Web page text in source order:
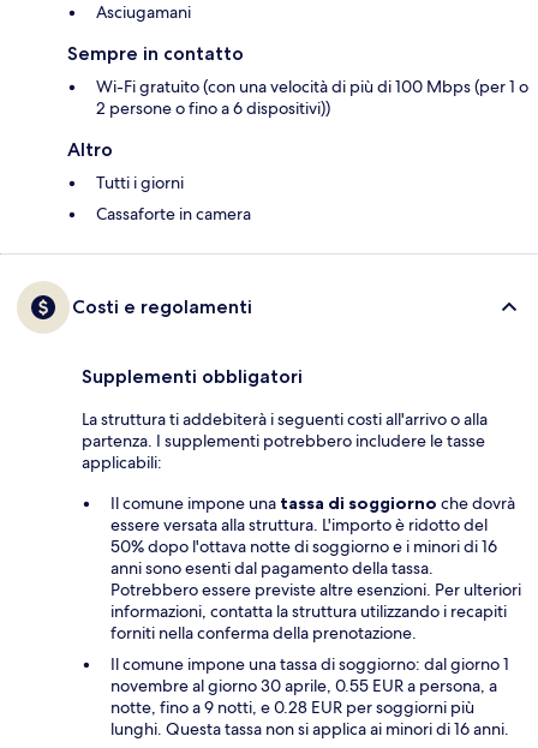
Asciugamani
Sempre in contatto
Wi-Fi gratuito (con una velocità di più di 100 Mbps (per 1 o
2 persone o fino a 6 dispositivi))
Altro
Tutti i giorni
Cassaforte in camera
Costi e regolamenti
Supplementi obbligatori
La struttura ti addebiterà i seguenti costi all'arrivo o alla
partenza. I supplementi potrebbero includere le tasse
applicabili:
Il comune impone una tassa di soggiorno che dovrà
essere versata alla struttura. L'importo è ridotto del
50% dopo l'ottava notte di soggiorno e i minori di 16
anni sono esenti dal pagamento della tassa.
Potrebbero essere previste altre esenzioni. Per ulteriori
informazioni, contatta la struttura utilizzando i recapiti
forniti nella conferma della prenotazione.
Il comune impone una tassa di soggiorno: dal giorno 1
novembre al giorno 30 aprile, 0.55 EUR a persona, a
notte, fino a 9 notti, e 0.28 EUR per soggiorni più
lunghi. Questa tassa non si applica ai minori di 16 anni.